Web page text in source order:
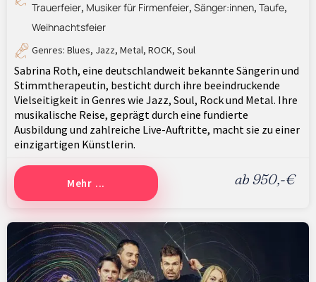
Mehr ... ab 950,-€
Trauerfeier, Musiker für Firmenfeier, Sänger:innen, Taufe,
Weihnachtsfeier
Genres: Blues, Jazz, Metal, ROCK, Soul
Sabrina Roth, eine deutschlandweit bekannte Sängerin und
Stimmtherapeutin, besticht durch ihre beeindruckende
Vielseitigkeit in Genres wie Jazz, Soul, Rock und Metal. Ihre
musikalische Reise, geprägt durch eine fundierte
Ausbildung und zahlreiche Live-Auftritte, macht sie zu einer
einzigartigen Künstlerin.